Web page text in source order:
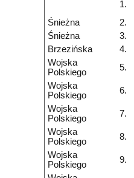
1.
Śnieżna 2.
Śnieżna
3.
Brzezińska
4.
Wojska
Polskiego
5.
Wojska
Polskiego
6.
Wojska
Polskiego
7.
Wojska
Polskiego
8.
Wojska
Polskiego
9.